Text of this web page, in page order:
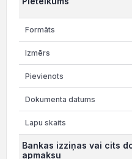
Bankas izziņas vai cits
apmaksu